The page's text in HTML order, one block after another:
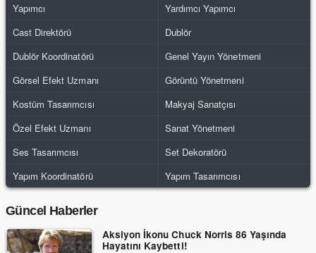
Yapımcı
Yardımcı Yapımcı
Cast Direktörü
Dublör
Dublör Koordinatörü
Genel Yayın Yönetmeni
Görsel Efekt Uzmanı
Görüntü Yönetmeni
Kostüm Tasarımcısı
Makyaj Sanatçısı
Özel Efekt Uzmanı
Sanat Yönetmeni
Ses Tasarımcısı
Set Dekoratörü
Yapım Koordinatörü
Yapım Tasarımcısı
Güncel Haberler
Aksiyon İkonu Chuck Norris 86 Yaşında
Hayatını Kaybetti!